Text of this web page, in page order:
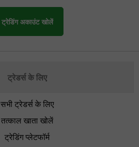
ट्रेडिंग अकाउंट खोलें
ट्रेडर्स के लिए
सभी ट्रेडर्स के लिए
तत्काल खाता खोलें
ट्रेडिंग प्लेटफॉर्म